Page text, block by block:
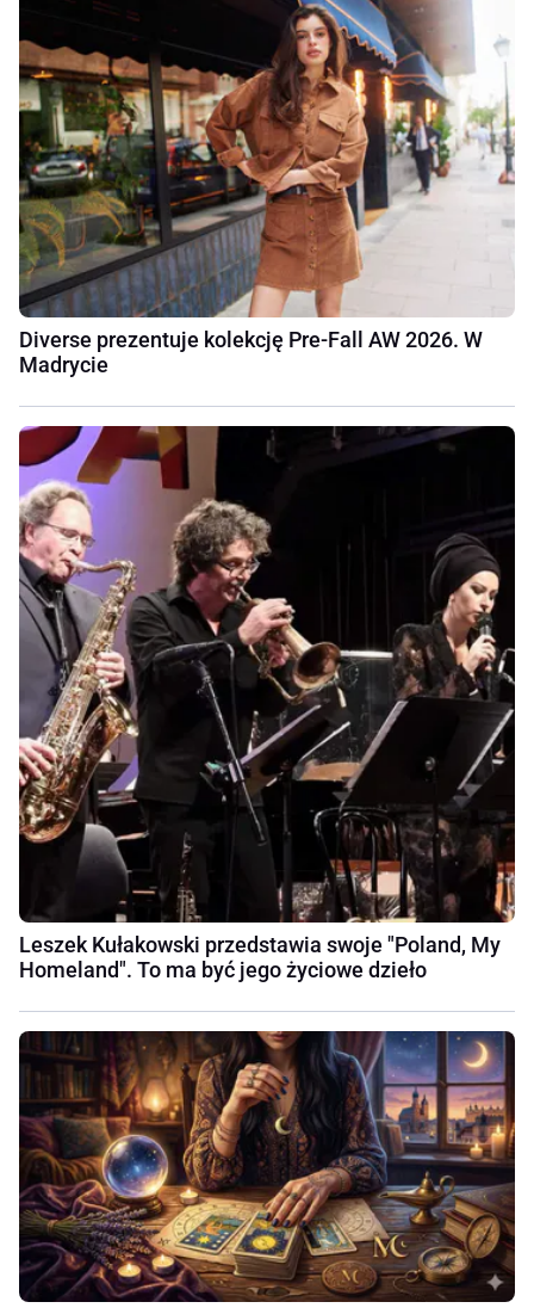
Diverse prezentuje kolekcję Pre-Fall AW 2026. W
Madrycie
Leszek Kułakowski przedstawia swoje "Poland, My
Homeland". To ma być jego życiowe dzieło